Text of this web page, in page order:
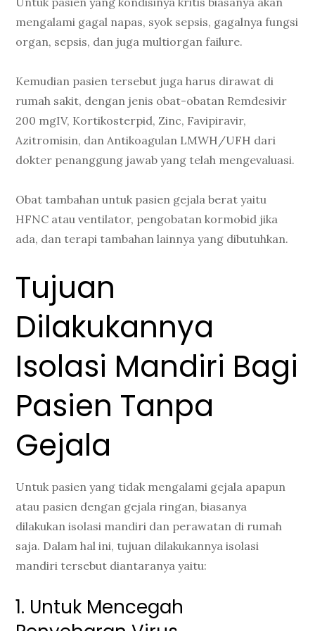
mengalami gagal napas, syok sepsis, gagalnya fungsi
organ, sepsis, dan juga multiorgan failure.
Kemudian pasien tersebut juga harus dirawat di
rumah sakit, dengan jenis obat-obatan Remdesivir
200 mgIV, Kortikosterpid, Zinc, Favipiravir,
Azitromisin, dan Antikoagulan LMWH/UFH dari
dokter penanggung jawab yang telah mengevaluasi.
Obat tambahan untuk pasien gejala berat yaitu
HFNC atau ventilator, pengobatan kormobid jika
ada, dan terapi tambahan lainnya yang dibutuhkan.
Tujuan
Dilakukannya
Isolasi Mandiri Bagi
Pasien Tanpa
Gejala
Untuk pasien yang tidak mengalami gejala apapun
atau pasien dengan gejala ringan, biasanya
dilakukan isolasi mandiri dan perawatan di rumah
saja. Dalam hal ini, tujuan dilakukannya isolasi
mandiri tersebut diantaranya yaitu:
1. Untuk Mencegah